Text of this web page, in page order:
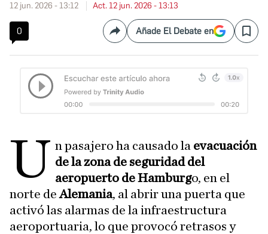
12 jun. 2026 - 13:12 Act. 12 jun. 2026 - 13:13
0 CompartirAñade El Debate en Save
U n pasajero ha causado la evacuación
de la zona de seguridad del
aeropuerto de Hamburgo, en el
norte deAlemania, al abrir una puerta que
activó las alarmas de la infraestructura
aeroportuaria, lo que provocó retrasos y